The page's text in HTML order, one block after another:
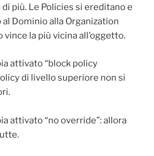
più. Le Policies si ereditano e
Dominio alla Organization
la più vicina all’oggetto.
attivato “block policy
di livello superiore non si
attivato “no override”: allora